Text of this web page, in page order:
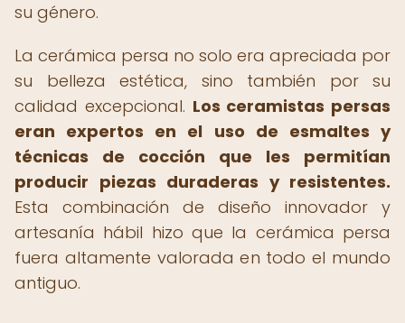
su género.
La cerámica persa no solo era apreciada por
su belleza estética, sino también por su
calidad excepcional. Los ceramistas persas
eran expertos en el uso de esmaltes y
técnicas de cocción que les permitían
producir piezas duraderas y resistentes.
Esta combinación de diseño innovador y
artesanía hábil hizo que la cerámica persa
fuera altamente valorada en todo el mundo
antiguo.